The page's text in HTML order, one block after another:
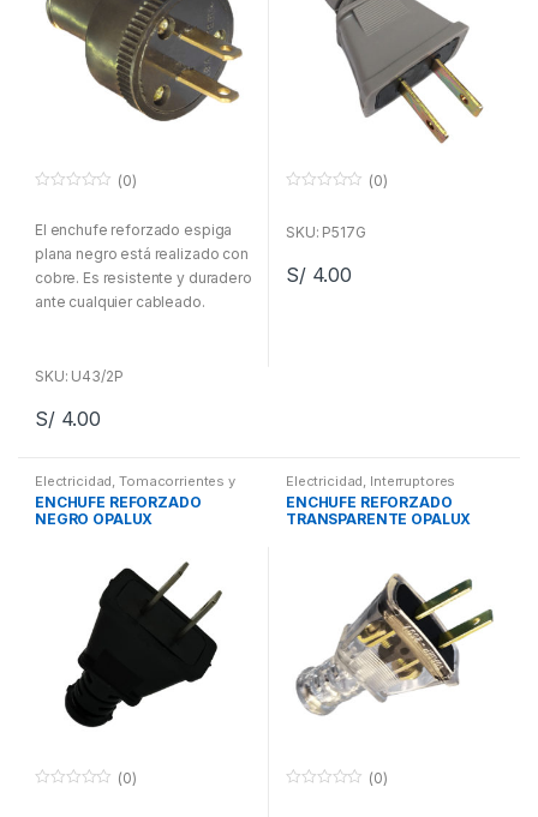
u
r
a
d
e
(0)
El enchufe reforzado espiga
plana negro está realizado con
cobre. Es resistente y duradero
ante cualquier cableado.
SKU: U43/2P
S/4.00
u
a
d
(0)
SKU: P517G
S/4.00
Electricidad ,Tomacorrientes y
enchufes
ENCHUFE REFORZADO
NEGRO OPALUX
(0)
Electricidad Interruptores
ENCHUFE REFORZADO
TRANSPARENTE OPALUX
(0)